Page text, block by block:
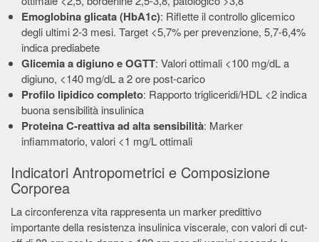
Emoglobina glicata (HbA1c): Riflette il controllo glicemico
degli ultimi 2-3 mesi. Target <5,7% per prevenzione, 5,7-6,4%
indica prediabete
Glicemia a digiuno e OGTT: Valori ottimali <100 mg/dL a
digiuno, <140 mg/dL a 2 ore post-carico
Profilo lipidico completo: Rapporto trigliceridi/HDL <2 indica
buona sensibilità insulinica
Proteina C-reattiva ad alta sensibilità: Marker
infiammatorio, valori <1 mg/L ottimali
Indicatori Antropometrici e Composizione
Corporea
La circonferenza vita rappresenta un marker predittivo
importante della resistenza insulinica viscerale, con valori di cut-